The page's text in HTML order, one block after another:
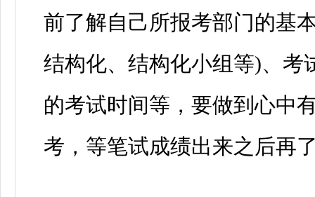
前了解自己所报考部门的基
结构化、结构化小组等)、考
的考试时间等，要做到心中
考，等笔试成绩出来之后再